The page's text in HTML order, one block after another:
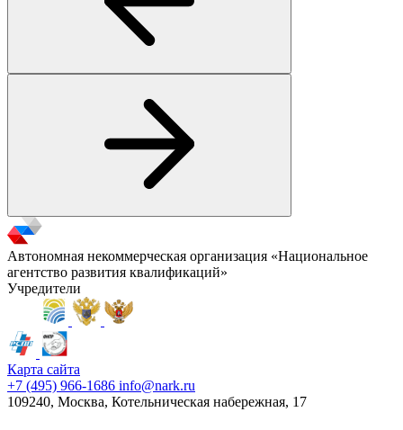
Автономная некоммерческая организация «Национальное
агентство развития квалификаций»
Учредители
Карта сайта
+7 (495) 966-1686 info@nark.ru
109240, Москва, Котельническая набережная, 17